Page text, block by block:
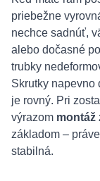
priebežne
nechce sadnúť,
alebo dočasné
trubky
Skrutky napevno
je rovný. Pri
výrazom montáž
základom –
stabilná.